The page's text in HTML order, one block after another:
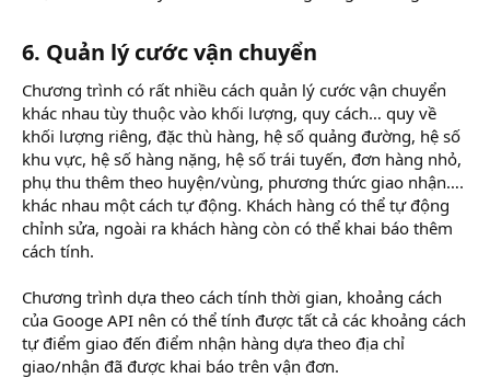
6. Quản lý cước vận chuyển
Chương trình có rất nhiều cách quản lý cước vận chuyển
khác nhau tùy thuộc vào khối lượng, quy cách… quy về
khối lượng riêng, đặc thù hàng, hệ số quảng đường, hệ số
khu vực, hệ số hàng nặng, hệ số trái tuyến, đơn hàng nhỏ,
phụ thu thêm theo huyện/vùng, phương thức giao nhận….
khác nhau một cách tự động. Khách hàng có thể tự động
chỉnh sửa, ngoài ra khách hàng còn có thể khai báo thêm
cách tính.
Chương trình dựa theo cách tính thời gian, khoảng cách
của Googe API nên có thể tính được tất cả các khoảng cách
tự điểm giao đến điểm nhận hàng dựa theo địa chỉ
giao/nhận đã được khai báo trên vận đơn.